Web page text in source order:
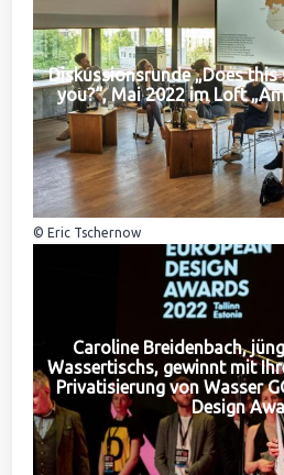
Diskussionsrunde „Does this
you?“, Mai 2022 im Loft
© Eric Tschernow
Caroline Breidenbach,
Wassertischs, gewinnt mit
Privatisierung von Wasser
Design